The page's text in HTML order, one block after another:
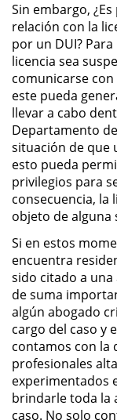
Sin embargo,
relación con la
por un DUI?
licencia sea
comunicarse
este pueda
llevar a cabo
Departamento
situación de que
esto pueda
privilegios para
consecuencia, la
objeto de alguna
Si en estos
encuentra
sido citado a una
de suma
algún abogado
cargo del caso y
contamos con la
profesionales
experimentados
brindarle toda la
caso. No solo